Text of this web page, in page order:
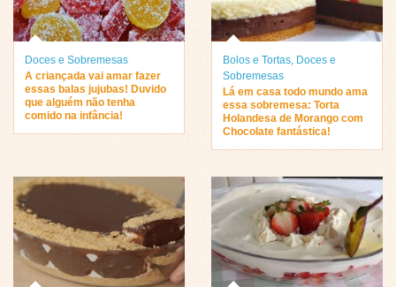
Doces e Sobremesas
A criançada vai amar fazer
essas balas jujubas! Duvido
que alguém não tenha
comido na infância!
Bolos e Tortas Doces e
Sobremesas
Lá em casa todo mundo ama
essa sobremesa: Torta
Holandesa de Morango com
Chocolate fantástica!